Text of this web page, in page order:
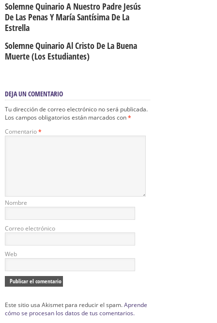
Solemne Quinario A Nuestro Padre Jesús
De Las Penas Y María Santísima De La
Estrella
Solemne Quinario Al Cristo De La Buena
Muerte (Los Estudiantes)
DEJA UN COMENTARIO
Tu dirección de correo electrónico no será publicada.
Los campos obligatorios están marcados con*
Comentario*
Nombre
Correo electrónico
Web
Este sitio usa Akismet para reducir el spam.Aprende
cómo se procesan los datos de tus comentarios.